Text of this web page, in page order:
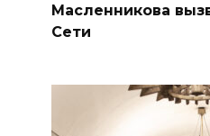
Масленникова
Сети